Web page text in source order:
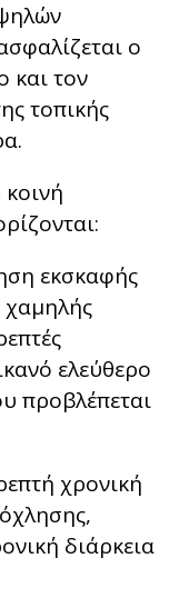
ο
και τον
τοπικής
εκσκαφής
χαμηλής
ελεύθερο
προβλέπεται
χρονική
διάρκεια